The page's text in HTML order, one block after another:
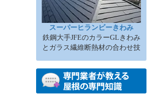
スーパーヒランビーきわみ
鉄鋼大手JFEのカラーGLきわみ
とガラス繊維断熱材の合わせ技